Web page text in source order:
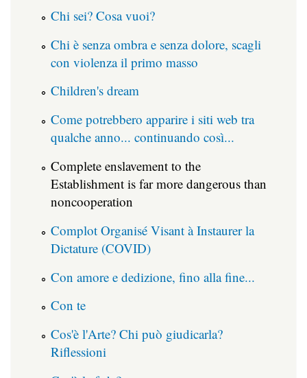
Chi sei? Cosa vuoi?
Chi è senza ombra e senza dolore, scagli
con violenza il primo masso
Children's dream
Come potrebbero apparire i siti web tra
qualche anno... continuando così...
Complete enslavement to the
Establishment is far more dangerous than
noncooperation
Complot Organisé Visant à Instaurer la
Dictature (COVID)
Con amore e dedizione, fino alla fine...
Con te
Cos'è l'Arte? Chi può giudicarla?
Riflessioni